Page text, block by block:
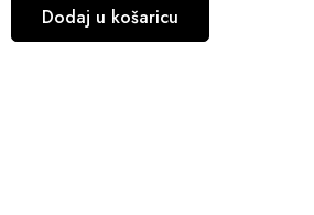
Dodaj u košaricu